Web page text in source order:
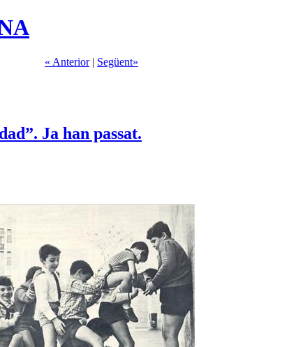
« Anterior| Següent»
Ja han passat.